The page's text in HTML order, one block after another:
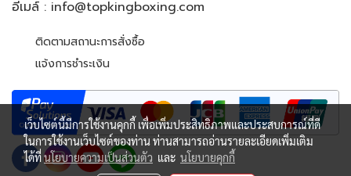
อีเมล์ : info@topkingboxing.com
ติดตามสถานะการสั่งซื้อ
แจ้งการชำระเงิน
เว็บไซต์นี้มีการใช้งานคุกกี้ เพื่อเพิ่มประสิทธิภาพและประสบการณ์ที่ดี
ในการใช้งานเว็บไซต์ของท่าน ท่านสามารถอ่านรายละเอียดเพิ่มเติม
ได้ที่นโยบายความเป็นส่วนตัว และ นโยบายคุกกี้